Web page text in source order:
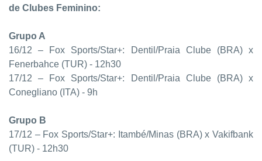
de Clubes Feminino:
Grupo A
16/12 – Fox Sports/Star+: Dentil/Praia Clube (BRA) x
Fenerbahce (TUR) - 12h30
17/12 – Fox Sports/Star+: Dentil/Praia Clube (BRA) x
Conegliano (ITA) - 9h
Grupo B
17/12 – Fox Sports/Star+: Itambé/Minas (BRA) x Vakifbank
(TUR) - 12h30